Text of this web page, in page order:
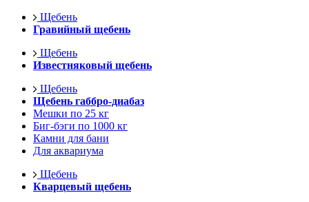
Щебень
Гравийный щебень
Щебень
Известняковый щебень
Щебень
Щебень габбро-диабаз
Мешки по 25 кг
Биг-бэги по 1000 кг
Камни для бани
Для аквариума
Щебень
Кварцевый щебень